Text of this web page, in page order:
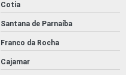
Cotia
Santana de Parnaíba
Franco da Rocha
Cajamar